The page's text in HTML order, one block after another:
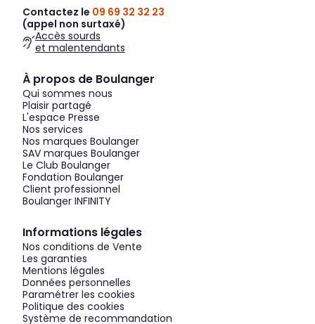
Contactez le 09 69 32 32 23
(appel non surtaxé)
Accès sourds
et malentendants
À propos de Boulanger
Qui sommes nous
Plaisir partagé
L'espace Presse
Nos services
Nos marques Boulanger
SAV marques Boulanger
Le Club Boulanger
Fondation Boulanger
Client professionnel
Boulanger INFINITY
Informations légales
Nos conditions de Vente
Les garanties
Mentions légales
Données personnelles
Paramétrer les cookies
Politique des cookies
Système de recommandation